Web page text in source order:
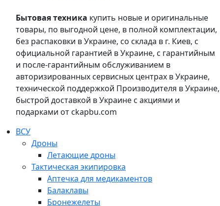
Бытовая техника купить новые и оригинальные
товары, по выгодной цене, в полной комплектации,
без распаковки в Украине, со склада в г. Киев, с
официальной гарантией в Украине, с гарантийным
и после-гарантийным обслуживанием в
авторизированных сервисных центрах в Украине,
технической поддержкой Производителя в Украине,
быстрой доставкой в Украине с акциями и
подарками от ckapbu.com
ВСУ
Дроны
Летающие дроны
Тактическая экипировка
Аптечка для медикаментов
Балаклавы
Бронежелеты